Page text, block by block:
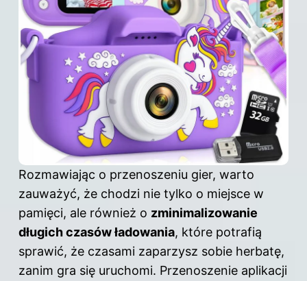
Rozmawiając o przenoszeniu gier, warto
zauważyć, że chodzi nie tylko o miejsce w
pamięci, ale również o zminimalizowanie
długich czasów ładowania, które potrafią
sprawić, że czasami zaparzysz sobie herbatę,
zanim gra się uruchomi. Przenoszenie aplikacji